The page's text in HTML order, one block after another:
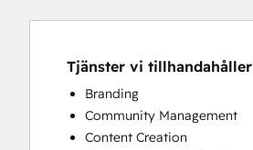
Tjänster vi tillhandahåller
Branding
Community Management
Content Creation